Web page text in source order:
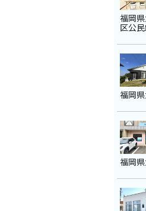
福岡
区公
福岡
福岡